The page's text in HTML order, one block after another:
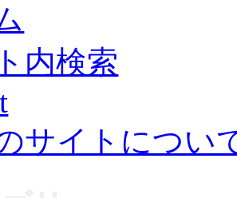
内検索
サイトについ